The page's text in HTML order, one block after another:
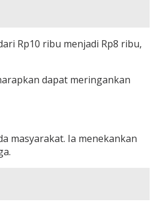
Rp10 ribu menjadi Rp8 ribu,
dapat meringankan
masyarakat. Ia menekankan